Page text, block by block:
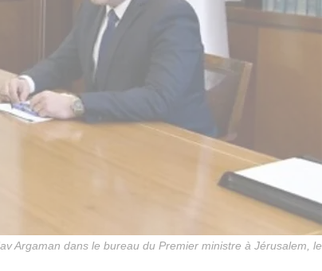
Argaman dans le bureau du Premier ministre à Jérusalem, le